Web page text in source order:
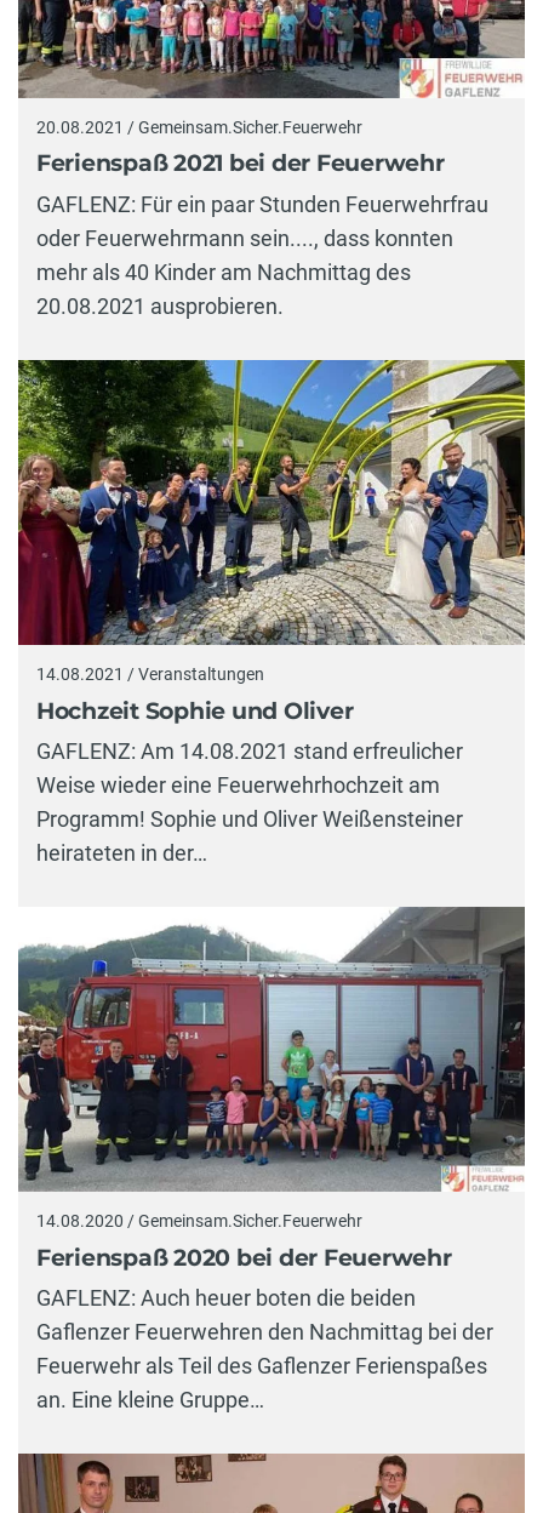
20.08.2021 / Gemeinsam.Sicher.Feuerwehr
Ferienspaß 2021 bei der Feuerwehr
GAFLENZ: Für ein paar Stunden Feuerwehrfrau
oder Feuerwehrmann sein...., dass konnten
mehr als 40 Kinder am Nachmittag des
20.08.2021 ausprobieren.
14.08.2021 / Veranstaltungen
Hochzeit Sophie und Oliver
GAFLENZ: Am 14.08.2021 stand erfreulicher
Weise wieder eine Feuerwehrhochzeit am
Programm! Sophie und Oliver Weißensteiner
heirateten in der…
14.08.2020 / Gemeinsam.Sicher.Feuerwehr
Ferienspaß 2020 bei der Feuerwehr
GAFLENZ: Auch heuer boten die beiden
Gaflenzer Feuerwehren den Nachmittag bei der
Feuerwehr als Teil des Gaflenzer Ferienspaßes
an. Eine kleine Gruppe…